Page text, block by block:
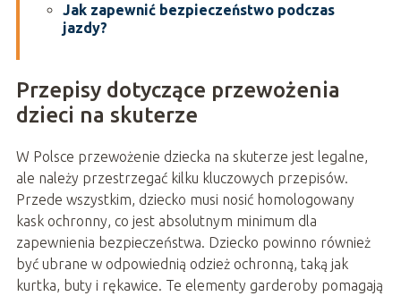
Jak zapewnić bezpieczeństwo podczas
jazdy?
Przepisy dotyczące przewożenia
dzieci na skuterze
W Polsce przewożenie dziecka na skuterze jest legalne,
ale należy przestrzegać kilku kluczowych przepisów.
Przede wszystkim, dziecko musi nosić homologowany
kask ochronny, co jest absolutnym minimum dla
zapewnienia bezpieczeństwa. Dziecko powinno również
być ubrane w odpowiednią odzież ochronną, taką jak
kurtka, buty i rękawice. Te elementy garderoby pomagają